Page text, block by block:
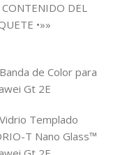
CONTENIDO DEL
•»»
Banda de Color para
Gt 2E
Templado
T Nano Glass™